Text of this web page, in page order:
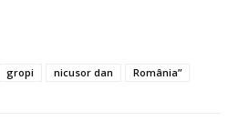
gropi nicusor dan România”